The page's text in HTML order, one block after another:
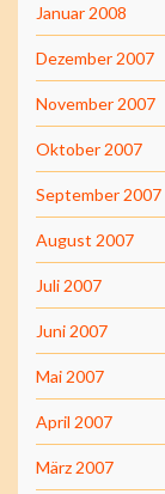
Januar 2008
Dezember 2007
November 2007
Oktober 2007
September 2007
August 2007
Juli 2007
Juni 2007
Mai 2007
April 2007
März 2007